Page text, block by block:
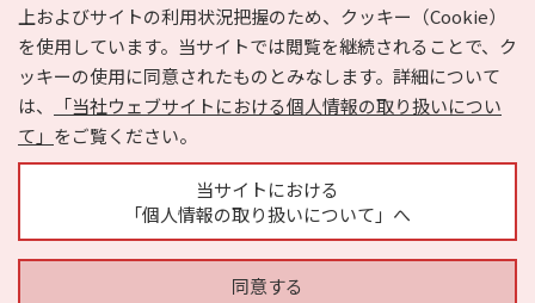
上およびサイトの利用状況把握のため、クッキー（Cookie）
を使用しています。当サイトでは閲覧を継続されることで、ク
ッキーの使用に同意されたものとみなします。詳細について
は、
「当社ウェブサイトにおける個人情報の取り扱いについ
て」 をご覧ください。
当サイトにおける
「個人情報の取り扱いについて」へ
同意する
Copyright © HYOJITO.Co.,Ltd. All Rights Reserved.